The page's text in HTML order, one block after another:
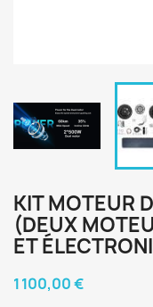
KIT MOTEUR
(DEUX
ET
1 100,00 €